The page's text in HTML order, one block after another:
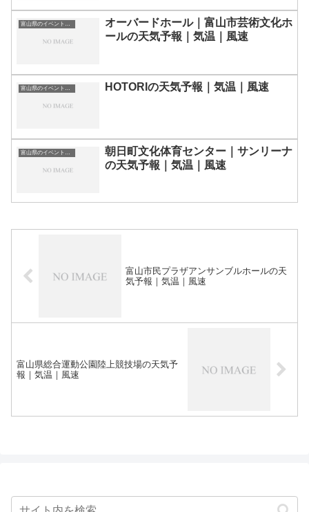
オーバードホール｜富山市芸術文化ホ
ールの天気予報｜気温｜風速
HOTORIの天気予報｜気温｜風速
朝日町文化体育センター｜サンリーナ
の天気予報｜気温｜風速
富山市民プラザアンサンブルホールの天
気予報｜気温｜風速
富山県総合運動公園陸上競技場の天気予
報｜気温｜風速